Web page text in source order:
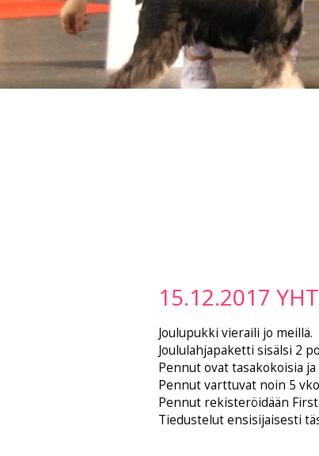
15.12.2017
Joulupukki vieraili jo meillä.
Joululahjapaketti sisälsi 2
Pennut ovat tasakokoisia
Pennut varttuvat noin 5
Pennut rekisteröidään
Tiedustelut ensisijaisesti